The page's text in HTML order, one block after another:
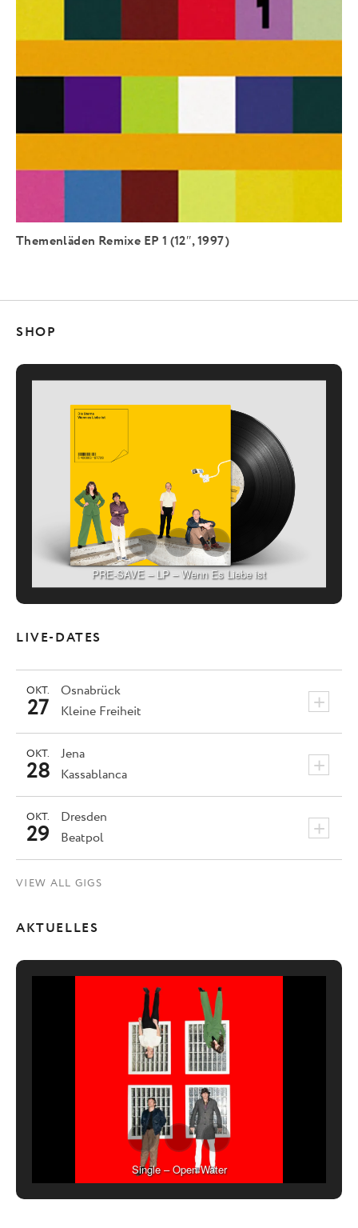
Themenläden Remixe EP 1 (12″, 1997)
SHOP
PRE-SAVE – LP – Wenn Es Liebe ist
LIVE-DATES
Osnabrück +
OKT.
27 Kleine Freiheit
Jena +
OKT.
28 Kassablanca
Dresden +
OKT.
29 Beatpol
VIEW ALL GIGS
AKTUELLES
Single – Open Water